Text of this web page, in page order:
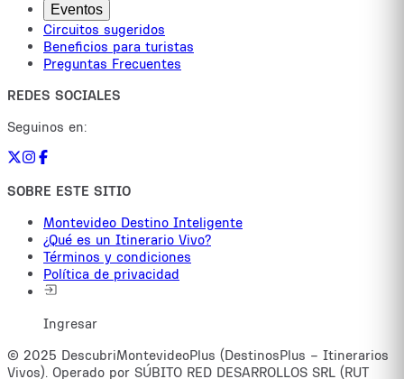
Eventos
Circuitos sugeridos
Beneficios para turistas
Preguntas Frecuentes
REDES SOCIALES
Seguinos en:
SOBRE ESTE SITIO
Montevideo Destino Inteligente
¿Qué es un Itinerario Vivo?
Términos y condiciones
Política de privacidad
Ingresar
© 2025 DescubriMontevideoPlus (DestinosPlus – Itinerarios
Vivos). Operado por SÚBITO RED DESARROLLOS SRL (RUT